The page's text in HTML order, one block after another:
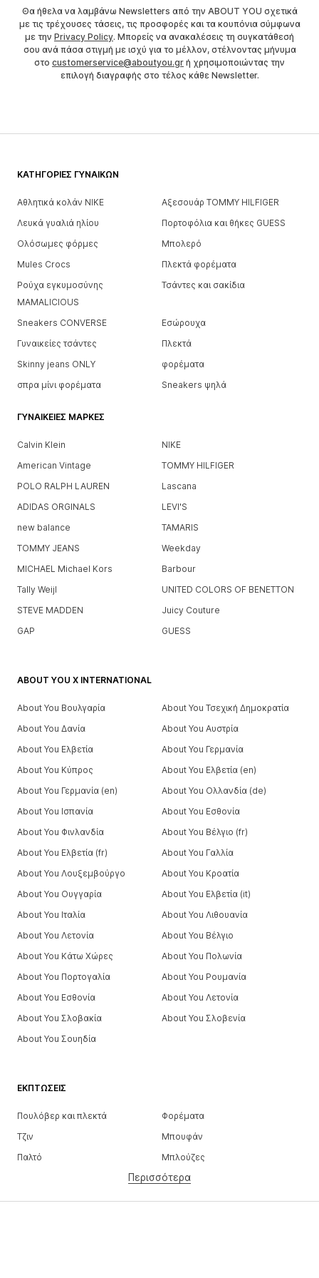
Θα ήθελα να λαμβάνω Newsletters από την ABOUT YOU σχετικά
με τις τρέχουσες τάσεις, τις προσφορές και τα κουπόνια σύμφωνα
με την Privacy Policy. Μπορείς να ανακαλέσεις τη συγκατάθεσή
σου ανά πάσα στιγμή με ισχύ για το μέλλον, στέλνοντας μήνυμα
στο customerservice@aboutyou.gr ή χρησιμοποιώντας την
επιλογή διαγραφής στο τέλος κάθε Newsletter.
ΚΑΤΗΓΟΡΊΕΣ ΓΥΝΑΙΚΏΝ
Αθλητικά κολάν NIKE
Αξεσουάρ TOMMY HILFIGER
Λευκά γυαλιά ηλίου
Πορτοφόλια και θήκες GUESS
Ολόσωμες φόρμες
Μπολερό
Mules Crocs
Πλεκτά φορέματα
Ρούχα εγκυμοσύνης
MAMALICIOUS
Τσάντες και σακίδια
Sneakers CONVERSE
Εσώρουχα
Γυναικείες τσάντες
Πλεκτά
Skinny jeans ONLY
φορέματα
σπρα μίνι φορέματα
Sneakers ψηλά
ΓΥΝΑΙΚΕΊΕΣ ΜΆΡΚΕΣ
Calvin Klein
NIKE
American Vintage
TOMMY HILFIGER
POLO RALPH LAUREN
Lascana
ADIDAS ORGINALS
LEVI'S
new balance
TAMARIS
TOMMY JEANS
Weekday
MICHAEL Michael Kors
Barbour
Tally Weijl
UNITED COLORS OF BENETTON
STEVE MADDEN
Juicy Couture
GAP
GUESS
ΕΚΠΤΏΣΕΙΣ
Πουλόβερ και πλεκτά
Φορέματα
Τζιν
Μπουφάν
Παλτό
Μπλούζες
Εσώρουχα
Φούστες
Πουκάμισα και τουνίκ
Περισσότερα
ABOUT YOU X INTERNATIONAL
About You Βουλγαρία
About You Τσεχική Δημοκρατία
About You Δανία
About You Αυστρία
About You Ελβετία
About You Γερμανία
About You Κύπρος
About You Ελβετία (en)
About You Γερμανία (en)
About You Ολλανδία (de)
About You Ισπανία
About You Εσθονία
About You Φινλανδία
About You Βέλγιο (fr)
About You Ελβετία (fr)
About You Γαλλία
About You Λουξεμβούργο
About You Κροατία
About You Ουγγαρία
About You Ελβετία (it)
About You Ιταλία
About You Λιθουανία
About You Λετονία
About You Βέλγιο
About You Κάτω Χώρες
About You Πολωνία
About You Πορτογαλία
About You Ρουμανία
About You Εσθονία
About You Λετονία
About You Σλοβακία
About You Σλοβενία
About You Σουηδία